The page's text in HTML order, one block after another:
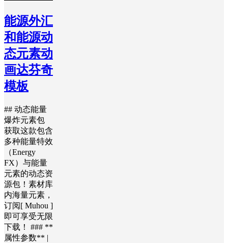
能源外汇
和能源动
态元素动
画达芬奇
模板
## 动态能量
爆炸元素包
获取这款包含
多种能量特效
（Energy
FX）与能量
元素的动态资
源包！素材库
内海量元素，
订阅[ Muhou ]
即可享受无限
下载！ ### **
属性参数** |